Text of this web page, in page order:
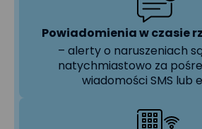
Powiadomienia w czasie
– alerty o naruszeniach
natychmiastowo za
wiadomości SMS lub